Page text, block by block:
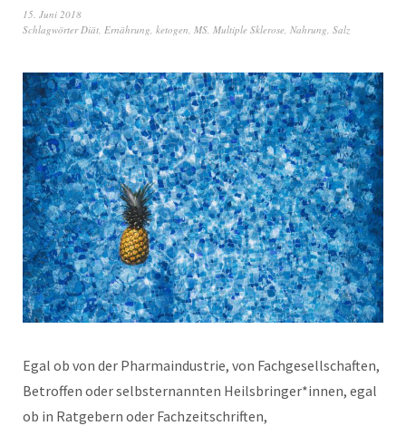
15. Juni 2018
Schlagwörter Diät Ernährung ketogen MS Multiple Sklerose Nahrung Salz
Egal ob von der Pharmaindustrie, von Fachgesellschaften,
Betroffen oder selbsternannten Heilsbringer*innen, egal
ob in Ratgebern oder Fachzeitschriften,